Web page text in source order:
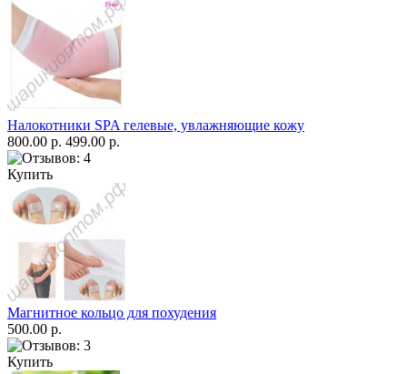
Налокотники SPA гелевые, увлажняющие кожу
800.00 р. 499.00 р.
Купить
Магнитное кольцо для похудения
500.00 р.
Купить